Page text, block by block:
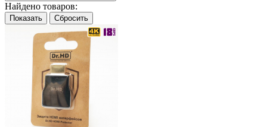
Найдено товаров:
Показать Сбросить